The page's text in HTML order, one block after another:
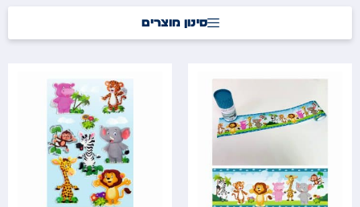
סינון מוצרים